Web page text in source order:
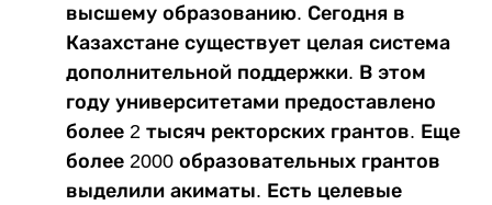
высшему образованию. Сегодня в
Казахстане существует целая система
дополнительной поддержки. В этом
году университетами предоставлено
более 2 тысяч ректорских грантов. Еще
более 2000 образовательных грантов
выделили акиматы. Есть целевые